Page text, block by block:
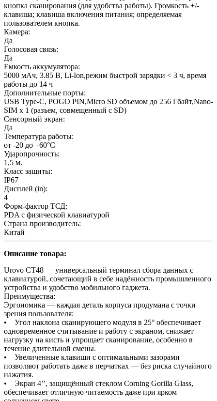
кнопка сканирования (для удобства работы). Громкость +/-
клавиша; клавиша включения питания; определяемая
пользователем кнопка.
Камера:
Да
Голосовая связь:
Да
Емкость аккумулятора:
5000 мАч, 3.85 В, Li-Ion,режим быстрой зарядки < 3 ч, время
работы до 14 ч
Дополнительные порты:
USB Type-C, POGO PIN,Micro SD объемом до 256 Гбайт,Nano-
SIM x 1 (разъем, совмещенный с SD)
Сенсорный экран:
Да
Температура работы:
от -20 до +60°C
Ударопрочность:
1,5 м.
Класс защиты:
IP67
Дисплей (in):
4
Форм-фактор ТСД:
PDA с физической клавиатурой
Страна производитель:
Китай
Описание товара:
Urovo CT48 — универсальный терминал сбора данных с
клавиатурой, сочетающий в себе надёжность промышленного
устройства и удобство мобильного гаджета.
Преимущества:
Эргономика — каждая деталь корпуса продумана с точки
зрения пользователя:
• Угол наклона сканирующего модуля в 25° обеспечивает
одновременное считывание и работу с экраном, снижает
нагрузку на кисть и упрощает сканирование, особенно в
течение длительной смены.
• Увеличенные клавиши с оптимальными зазорами
позволяют работать даже в перчатках — без риска случайного
нажатия.
• Экран 4’’, защищённый стеклом Corning Gorilla Glass,
обеспечивает отличную читаемость даже при ярком